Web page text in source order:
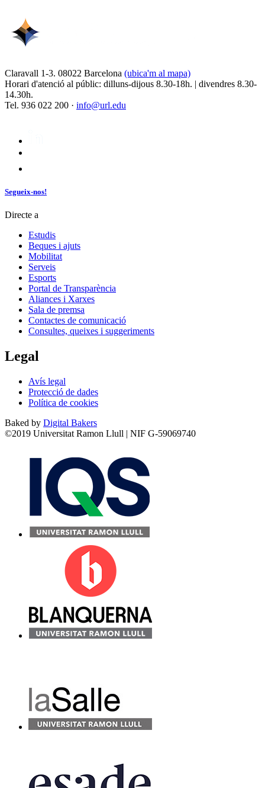
Claravall 1-3. 08022 Barcelona (ubica'm al mapa)
Horari d'atenció al públic: dilluns-dijous 8.30-18h. | divendres 8.30-
14.30h.
Tel. 936 022 200 · info@url.edu
Segueix-nos!
Directe a
Estudis
Beques i ajuts
Mobilitat
Serveis
Esports
Portal de Transparència
Aliances i Xarxes
Sala de premsa
Contactes de comunicació
Consultes, queixes i suggeriments
Legal
Avís legal
Protecció de dades
Política de cookies
Baked by Digital Bakers
©2019 Universitat Ramon Llull | NIF G-59069740